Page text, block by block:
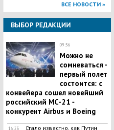
ВСЕ НОВОСТИ »
ВЫБОР РЕДАКЦИИ
09:36
Можно не
сомневаться -
первый полет
состоится: с
конвейера сошел новейший
российский МС-21 -
конкурент Airbus и Boeing
16:23
Стало известно, как Путин